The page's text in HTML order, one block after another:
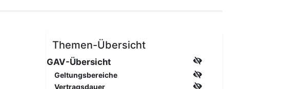
Themen-Übersicht
GAV-Übersicht
Geltungsbereiche
Vertragsdauer